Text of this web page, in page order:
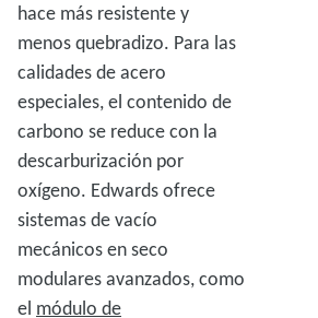
hace más resistente y
menos quebradizo. Para las
calidades de acero
especiales, el contenido de
carbono se reduce con la
descarburización por
oxígeno. Edwards ofrece
sistemas de vacío
mecánicos en seco
modulares avanzados, como
el módulo de